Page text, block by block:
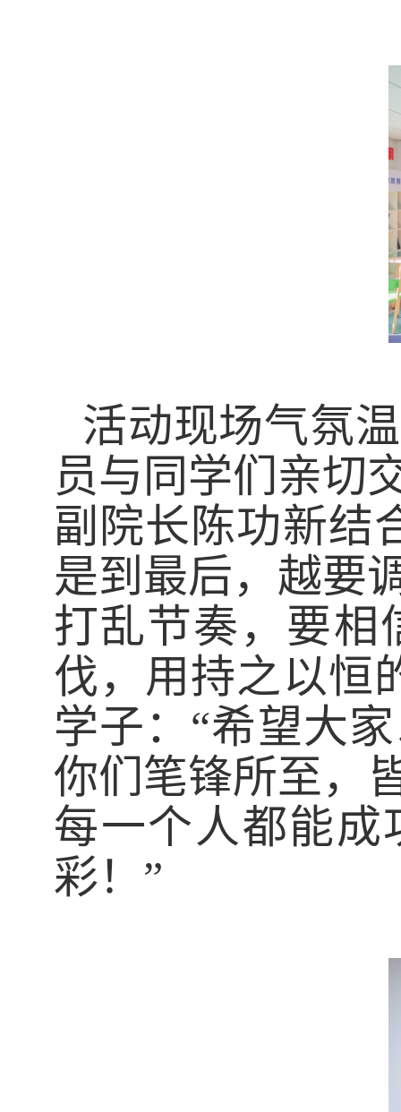
活动现场气氛
员与 同学们 亲切
副院长陈功新结
是到最后，越要
打乱节奏，要相
伐，用持之以恒
学子：“希望大
你们笔锋所至，
每一个人都能成
彩！”